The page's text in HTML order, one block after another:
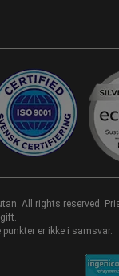
All rights reserved.
er ikke i samsvar.